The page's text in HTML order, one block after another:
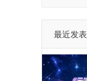
最近发表